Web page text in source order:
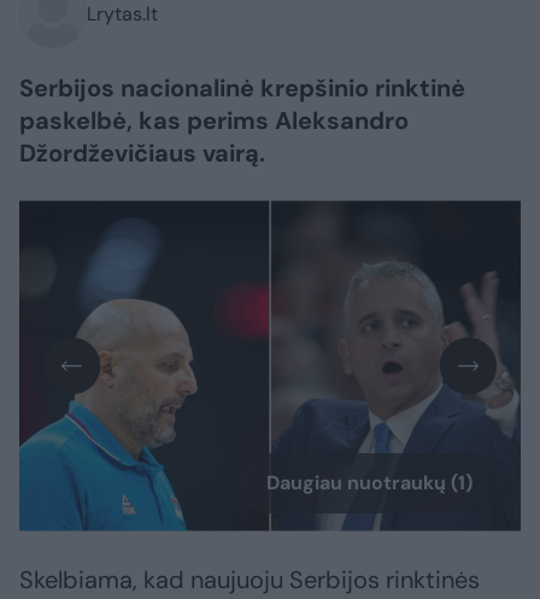
Lrytas.lt
Serbijos nacionalinė krepšinio rinktinė
paskelbė, kas perims Aleksandro
Džordževičiaus vairą.
Daugiau nuotraukų (1)
Skelbiama, kad naujuoju Serbijos rinktinės